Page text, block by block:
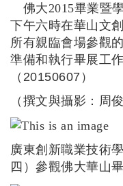
佛大2015畢業暨
下午六時在華山文
所有親臨會場參觀
準備和執行畢展工
（20150607）
（撰文與攝影：周俊
廣東創新職業技術
四）參觀佛大華山畢